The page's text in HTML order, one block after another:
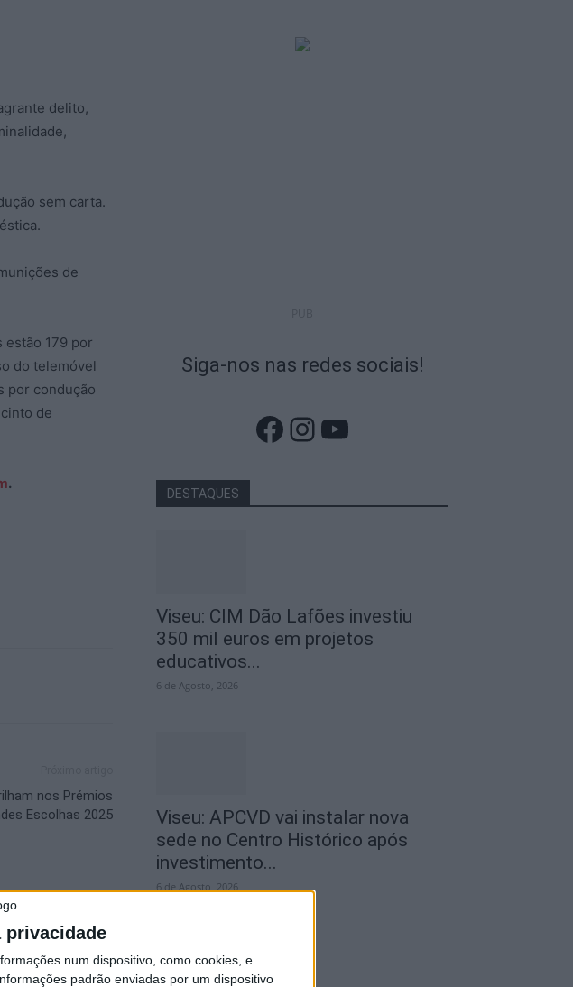
privacidade
num dispositivo, como cookies, e
padrão enviadas por um dispositivo
delito,
sem carta.
de
estão 179 por
do telemóvel
por condução
de
.
nos Prémios
Escolhas 2025
Siga-nos nas redes sociais!
Facebook
Instagram
YouTube
DESTAQUES
Viseu: CIM Dão Lafões investiu
350 mil euros em projetos
educativos...
6 de Agosto, 2026
Viseu: APCVD vai instalar nova
sede no Centro Histórico após
investimento...
6 de Agosto, 2026